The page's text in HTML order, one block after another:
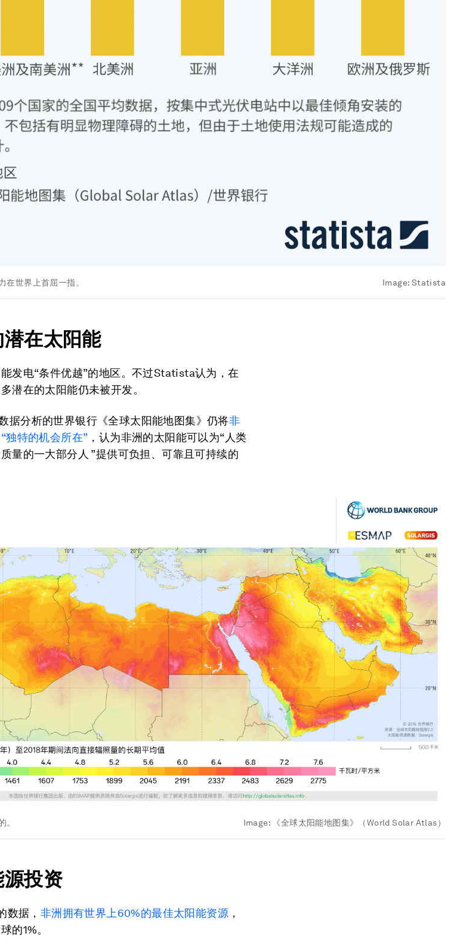
在世界上首屈一指。 Image: Statista
在太阳能
发电“条件优越”的地区。不过Statista认为，在
潜在的太阳能仍未被开发。
据分析的世界银行《全球太阳能地图集》仍将非
独特的机会所在” ，认为非洲的太阳能可以为“人类
量的一大部分人 ”提供可负担、可靠且可持续的
。 Image: 《全球太阳能地图集》（World Solar Atlas）
投资
数据， 非洲拥有世界上60%的最佳太阳能资源 ，
的1%。